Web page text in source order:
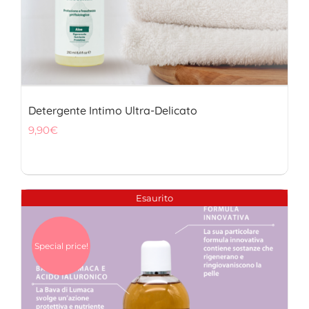
Detergente Intimo Ultra-Delicato
9,90€
Esaurito
Special price!